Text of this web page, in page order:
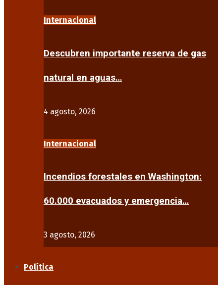
Internacional
Descubren importante reserva de gas
natural en aguas…
4 agosto, 2026
Internacional
Incendios forestales en Washington:
60.000 evacuados y emergencia…
3 agosto, 2026
Política